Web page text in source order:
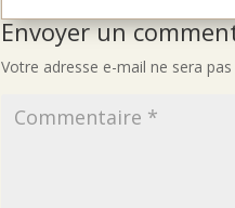
Envoyer un
Votre adresse e-mail ne sera pas